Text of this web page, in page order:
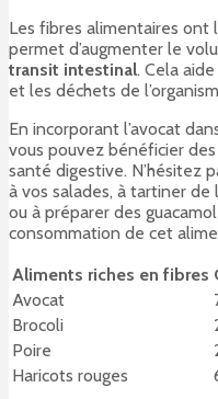
Les fibres alimentaires ont
permet d’augmenter le
transit intestinal. Cela
et les déchets de
En incorporant l’avocat
vous pouvez bénéficier
santé digestive. N’hésitez
à vos salades, à tartiner de
ou à préparer des
consommation de cet
Aliments riches en fibres
Avocat
Brocoli
Poire
Haricots rouges